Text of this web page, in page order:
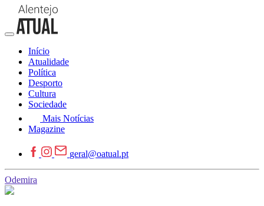
Início
Atualidade
Política
Desporto
Cultura
Sociedade
Mais Notícias
Magazine
geral@oatual.pt
Odemira